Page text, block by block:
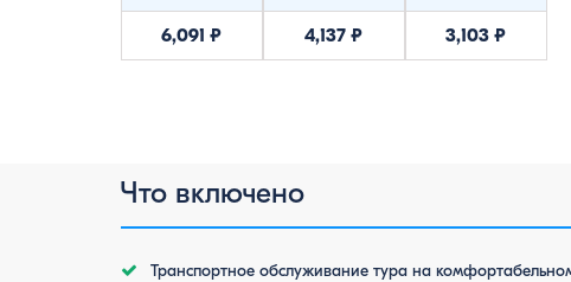
6,091 ₽ 4,137 ₽ 3,103 ₽
Что включено
Транспортное обслуживание тура на